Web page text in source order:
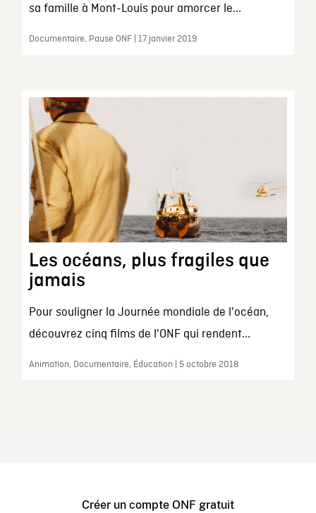
sa famille à Mont-Louis pour amorcer le...
Documentaire, Pause ONF | 17 janvier 2019
Les océans, plus fragiles que
jamais
Pour souligner la Journée mondiale de l'océan,
découvrez cinq films de l'ONF qui rendent...
Animation, Documentaire, Éducation | 5 octobre 2018
Créer un compte ONF gratuit